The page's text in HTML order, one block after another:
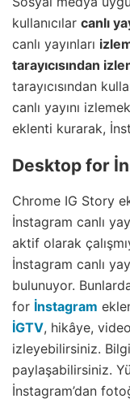
kullanıcılar canlı
canlı yayınları
tarayıcısından
tarayıcısından
canlı yayını
eklenti kurarak,
Desktop for
Chrome IG Story
İnstagram canlı
aktif olarak
İnstagram canlı
bulunuyor.
for İnstagram
İGTV, hikâye,
izleyebilirsiniz.
paylaşabilirsiniz.
İnstagram’dan